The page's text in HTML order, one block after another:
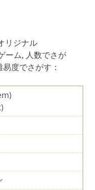
リジナル
ーム, 人数でさが
易度でさがす：